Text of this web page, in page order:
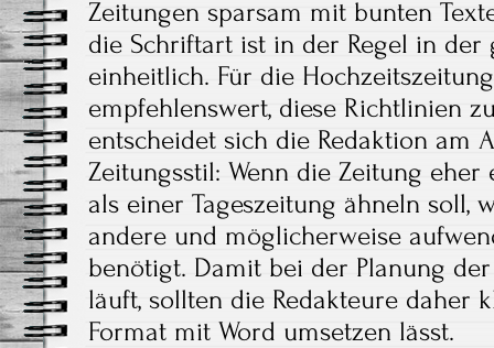
Zeitungen sparsam mit bunten
die Schriftart ist in der Regel in der
einheitlich. Für die
empfehlenswert, diese Richtlinien
entscheidet sich die Redaktion am
Zeitungsstil: Wenn die Zeitung
als einer Tageszeitung ähneln soll,
andere und möglicherweise
benötigt. Damit bei der Planung
läuft, sollten die Redakteure daher
Format mit Word umsetzen lässt.